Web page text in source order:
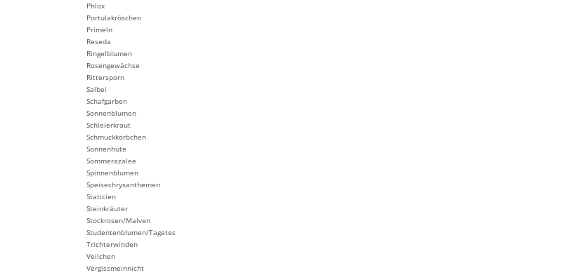
Phlox
Portulakröschen
Primeln
Reseda
Ringelblumen
Rosengewächse
Rittersporn
Salbei
Schafgarben
Sonnenblumen
Schleierkraut
Schmuckkörbchen
Sonnenhüte
Sommerazalee
Spinnenblumen
Speisechrysanthemen
Staticien
Steinkräuter
Stockrosen/Malven
Studentenblumen/Tagetes
Trichterwinden
Veilchen
Vergissmeinnicht